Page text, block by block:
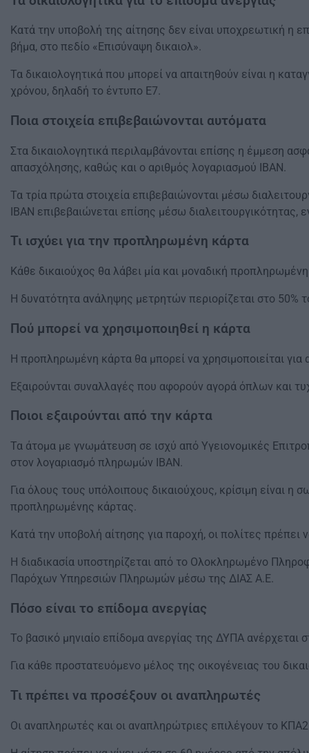
Κατά την υποβολή της αίτησης δεν είναι υποχρεωτική η
βήμα, στο πεδίο «Επισύναψη δικαιολ».
Τα δικαιολογητικά που μπορεί να απαιτηθούν είναι η
χρόνου, δηλαδή το έντυπο Ε7.
Ποια στοιχεία επιβεβαιώνονται αυτόματα
Στα δικαιολογητικά περιλαμβάνονται επίσης η έμμεση
απασχόλησης, καθώς και ο αριθμός λογαριασμού ΙΒΑΝ.
Τα τρία πρώτα στοιχεία επιβεβαιώνονται μέσω
ΙΒΑΝ επιβεβαιώνεται επίσης μέσω διαλειτουργικότητας,
Τι ισχύει για την προπληρωμένη κάρτα
Κάθε δικαιούχος θα λάβει μία και μοναδική
Η δυνατότητα ανάληψης μετρητών περιορίζεται στο
Πού μπορεί να χρησιμοποιηθεί η κάρτα
Η προπληρωμένη κάρτα θα μπορεί να χρησιμοποιείται
Εξαιρούνται συναλλαγές που αφορούν αγορά όπλων και
Ποιοι εξαιρούνται από την κάρτα
Τα άτομα με γνωμάτευση σε ισχύ από Υγειονομικές
στον λογαριασμό πληρωμών ΙΒΑΝ.
Για όλους τους υπόλοιπους δικαιούχους, κρίσιμη είναι
προπληρωμένης κάρτας.
Κατά την υποβολή αίτησης για παροχή, οι πολίτες
Η διαδικασία υποστηρίζεται από το Ολοκληρωμένο
Παρόχων Υπηρεσιών Πληρωμών μέσω της ΔΙΑΣ Α.Ε.
Πόσο είναι το επίδομα ανεργίας
Το βασικό μηνιαίο επίδομα ανεργίας της ΔΥΠΑ ανέρχεται
Για κάθε προστατευόμενο μέλος της οικογένειας του
Τι πρέπει να προσέξουν οι αναπληρωτές
Οι αναπληρωτές και οι αναπληρώτριες επιλέγουν το